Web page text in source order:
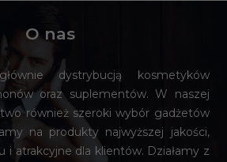
O nas
dystrybucją kosmetyków
oraz suplementów. W naszej
również szeroki wybór gadżetów
na produkty najwyższej jakości,
i atrakcyjne dla klientów. Działamy z